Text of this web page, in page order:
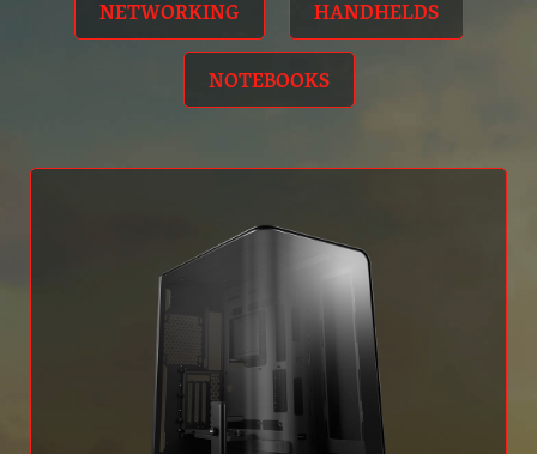
NETWORKING HANDHELDS
NOTEBOOKS